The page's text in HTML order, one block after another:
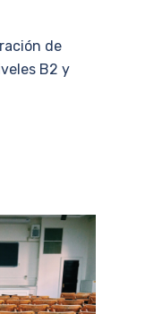
de
B2 y